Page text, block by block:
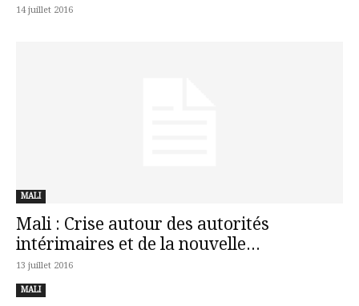
14 juillet 2016
MALI
Mali : Crise autour des autorités
intérimaires et de la nouvelle...
13 juillet 2016
MALI